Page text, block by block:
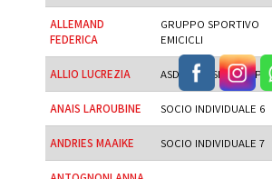
ALLEMAND
FEDERICA
GRUPPO SPORTIVO
EMICICLI
ALLIO LUCREZIA ASD TEAM SF GRUPPO
ANAIS LAROUBINE SOCIO INDIVIDUALE 6
ANDRIES MAAIKE SOCIO INDIVIDUALE 7